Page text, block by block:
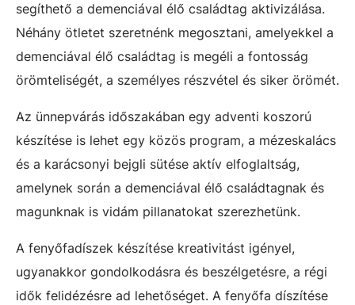
segíthető a demenciával élő családtag aktivizálása.
Néhány ötletet szeretnénk megosztani, amelyekkel a
demenciával élő családtag is megéli a fontosság
örömteliségét, a személyes részvétel és siker örömét.
Az ünnepvárás időszakában egy adventi koszorú
készítése is lehet egy közös program, a mézeskalács
és a karácsonyi bejgli sütése aktív elfoglaltság,
amelynek során a demenciával élő családtagnak és
magunknak is vidám pillanatokat szerezhetünk.
A fenyőfadíszek készítése kreativitást igényel,
ugyanakkor gondolkodásra és beszélgetésre, a régi
idők felidézésre ad lehetőséget. A fenyőfa díszítése